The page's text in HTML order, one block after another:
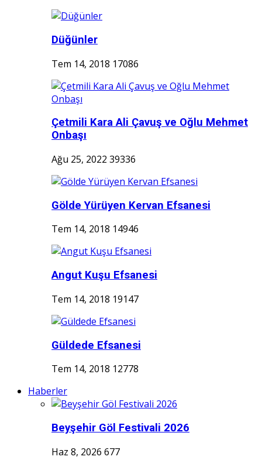
Düğünler
Tem 14, 2018 17086
Çetmili Kara Ali Çavuş ve Oğlu Mehmet
Onbaşı
Ağu 25, 2022 39336
Gölde Yürüyen Kervan Efsanesi
Tem 14, 2018 14946
Angut Kuşu Efsanesi
Tem 14, 2018 19147
Güldede Efsanesi
Tem 14, 2018 12778
Haberler
Beyşehir Göl Festivali 2026
Haz 8, 2026 677